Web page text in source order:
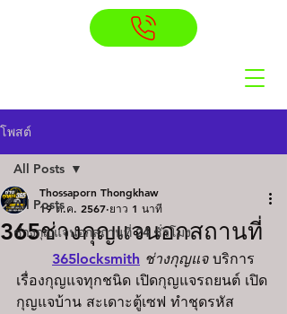
โพสต์
All Posts
ช่างกุญแจนอกสถานที่ 24 ชั่วโมง
All Posts
365ช่างกุญแจนอกสถานที่
Thossaporn Thongkhaw
19 ต.ค. 2567 ยาว 1 นาที
365locksmith ช่างกุญแจ บริการ
เรื่องกุญแจทุกชนิด เปิดกุญแจรถยนต์ เปิด
กุญแจบ้าน สะเดาะตู้เซฟ ทำชุดรหัส